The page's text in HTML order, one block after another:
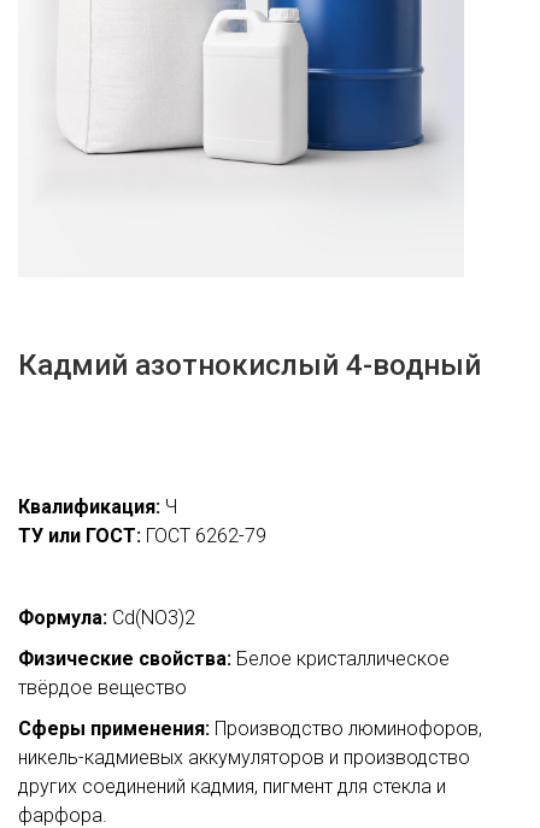
Кадмий азотнокислый 4-водный
Квалификация: Ч
ТУ или ГОСТ: ГОСТ 6262-79
Формула: Cd(NO3)2
Физические свойства: Белое кристаллическое
твёрдое вещество
Сферы применения: Производство люминофоров,
никель-кадмиевых аккумуляторов и производство
других соединений кадмия, пигмент для стекла и
фарфора.